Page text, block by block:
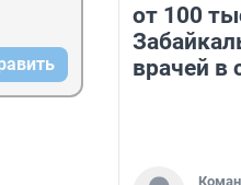
от 100
врачей в